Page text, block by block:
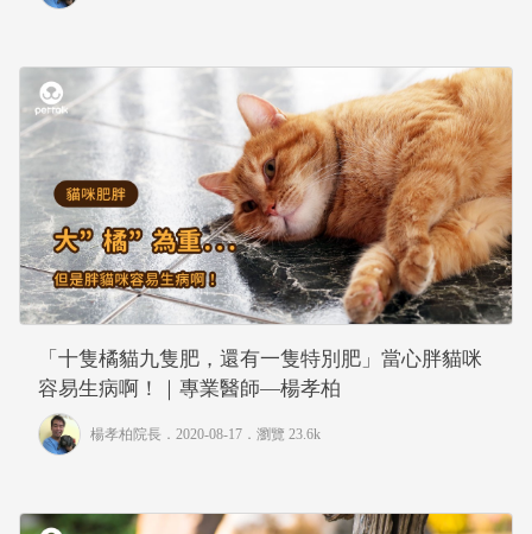
「十隻橘貓九隻肥，還有一隻特別肥」當心胖貓咪
容易生病啊！｜專業醫師—楊孝柏
楊孝柏院長 ．2020-08-17． 瀏覽 23.6k